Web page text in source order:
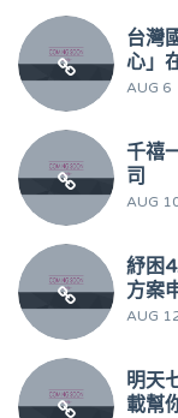
台灣
心」
AUG 6
千禧
司
AUG
紓困
方案
AUG
明天
載幫